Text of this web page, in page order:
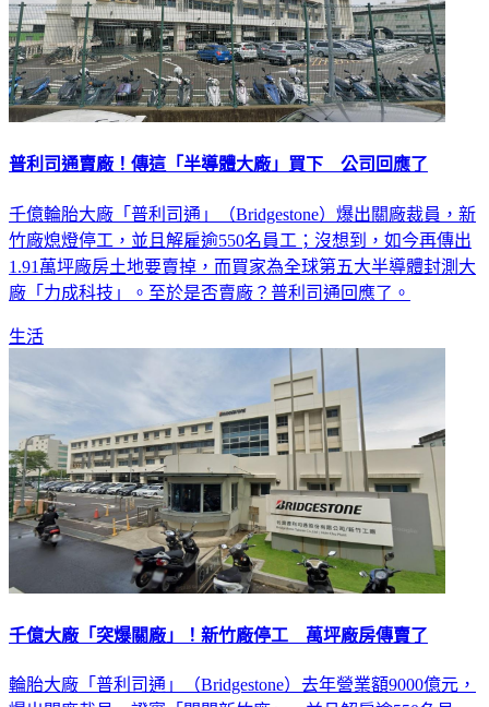
普利司通賣廠！傳這「半導體大廠」買下 公司回應了
千億輪胎大廠「普利司通」（Bridgestone）爆出關廠裁員，新
竹廠熄燈停工，並且解雇逾550名員工；沒想到，如今再傳出
1.91萬坪廠房土地要賣掉，而買家為全球第五大半導體封測大
廠「力成科技」。至於是否賣廠？普利司通回應了。
生活
千億大廠「突爆關廠」！新竹廠停工 萬坪廠房傳賣了
輪胎大廠「普利司通」（Bridgestone）去年營業額9000億元，